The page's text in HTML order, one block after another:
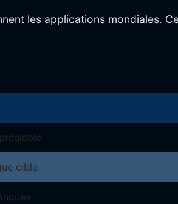
les applications mondiales.
cible